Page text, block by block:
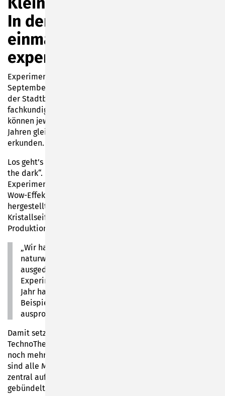
In der Bibliothek wird
einmal monatlich
experimentiert
Experimentieren was das Zeug hält: Das ist ab
September einmal monatlich an einem Donnerstag in
der Stadtbibliothek Sonneberg möglich. Unter
fachkundiger Anleitung von Mitarbeiterin Runa Palm
können jeweils 10 verbindlich angemeldete Kinder ab 8
Jahren gleich mehrere spannende Experimentierfelder
erkunden.
Los geht’s am 4. September 2025 um 16 Uhr mit „Glow in
the dark“. Dabei dreht sich alles um kreative
Experimente mit Neon-Leuchten und Schwarzlicht mit
Wow-Effekt. Weiter geht’s im Oktober mit selbst
hergestellten Gummibärchen, im November mit
Kristallseife und im Dezember mit der Flummi-
Produktion.
„Wir haben uns für jeden Monat tolle
naturwissenschaftliche Mitmach-Angebote
ausgedacht und nutzen dazu zunächst verschiedene
Experimentier-Sets von Kosmos. Auch für nächstes
Jahr haben wir bereits Ideen entwickelt, wie zum
Beispiel Roboter programmieren oder 3D-Druck
ausprobieren“, erklärt Runa Palm.
Damit setzt die Bibliothek neben der eigens angelegten
TechnoThek wieder einen wichtigen MINT-Impuls. Wer
noch mehr Input für kleine Forscher braucht: Zukünftig
sind alle MINT-Informationen und Veranstaltungen
zentral auf der Plattform
gebündelt. Einfach mal reinschauen!